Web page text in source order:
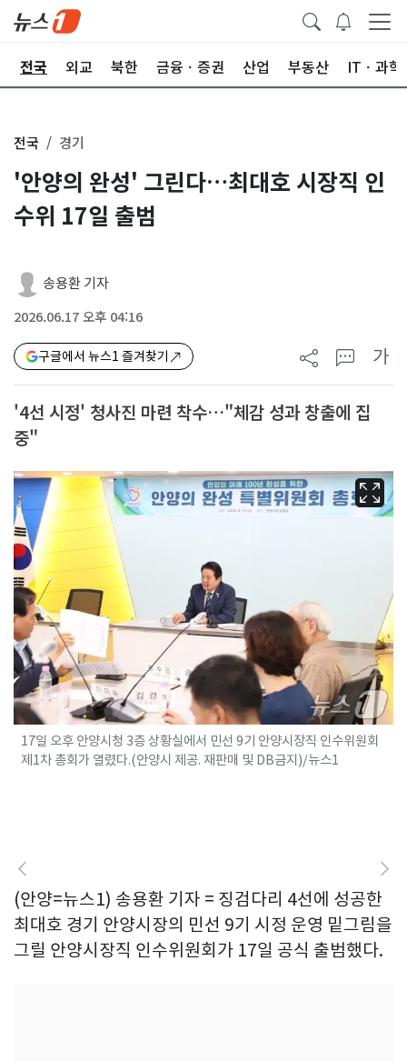
전국 외교 북한 금융ㆍ증권 산업 부동산 ITㆍ과학
전국 경기
'안양의 완성' 그린다…최대호 시장직 인
수위 17일 출범
송용환 기자
2026.06.17 오후 04:16
구글에서 뉴스1 즐겨찾기 가
'4선 시정' 청사진 마련 착수…"체감 성과 창출에 집
중"
17일 오후 안양시청 3층 상황실에서 민선 9기 안양시장직 인수위원회
제1차 총회가 열렸다.(안양시 제공. 재판매 및 DB금지)/뉴스1
(안양=뉴스1) 송용환 기자 = 징검다리 4선에 성공한
최대호 경기 안양시장의 민선 9기 시정 운영 밑그림을
그릴 안양시장직 인수위원회가 17일 공식 출범했다.